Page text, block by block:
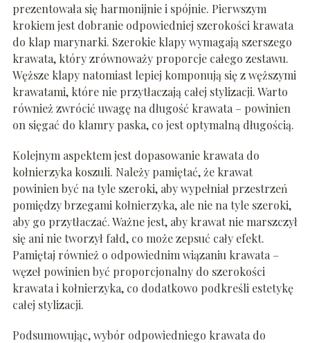
prezentowała się harmonijnie i spójnie. Pierwszym
krokiem jest dobranie odpowiedniej szerokości krawata
do klap marynarki. Szerokie klapy wymagają szerszego
krawata, który zrównoważy proporcje całego zestawu.
Węższe klapy natomiast lepiej komponują się z węższymi
krawatami, które nie przytłaczają całej stylizacji. Warto
również zwrócić uwagę na długość krawata – powinien
on sięgać do klamry paska, co jest optymalną długością.
Kolejnym aspektem jest dopasowanie krawata do
kołnierzyka koszuli. Należy pamiętać, że krawat
powinien być na tyle szeroki, aby wypełniał przestrzeń
pomiędzy brzegami kołnierzyka, ale nie na tyle szeroki,
aby go przytłaczać. Ważne jest, aby krawat nie marszczył
się ani nie tworzył fałd, co może zepsuć cały efekt.
Pamiętaj również o odpowiednim wiązaniu krawata –
węzeł powinien być proporcjonalny do szerokości
krawata i kołnierzyka, co dodatkowo podkreśli estetykę
całej stylizacji.
Podsumowując, wybór odpowiedniego krawata do